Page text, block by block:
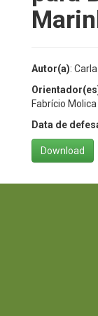
Autor(a):
Fabrício
Data de
Download